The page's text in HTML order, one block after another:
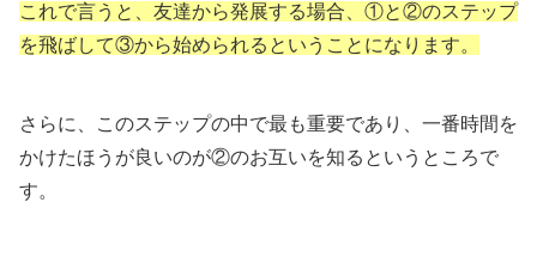
これで言うと、友達から発展する場合、①と②のステップ
を飛ばして③から始められるということになります。
さらに、このステップの中で最も重要であり、一番時間を
かけたほうが良いのが②のお互いを知るというところで
す。